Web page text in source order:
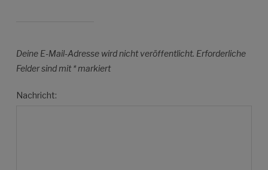
Deine E-Mail-Adresse wird nicht veröffentlicht. Erforderliche
Felder sind mit*markiert
Nachricht: